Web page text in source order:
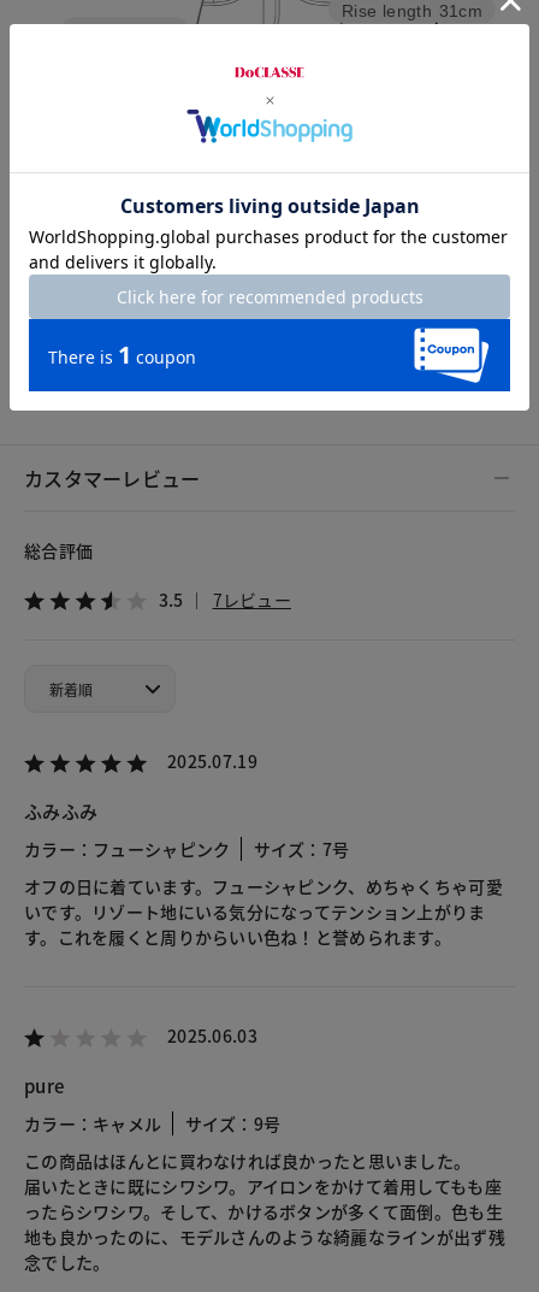
Rise length 31cm
7号 9号 15号
カスタマーレビュー
総合評価
3.5 7レビュー
2025.07.19
ふみふみ
カラー：フューシャピンク
サイズ：7号
オフの日に着ています。フューシャピンク、めちゃくちゃ可愛
いです。リゾート地にいる気分になってテンション上がりま
す。これを履くと周りからいい色ね！と誉められます。
2025.06.03
pure
カラー：キャメル
サイズ：9号
この商品はほんとに買わなければ良かったと思いました。
届いたときに既にシワシワ。アイロンをかけて着用してもも座
ったらシワシワ。そして、かけるボタンが多くて面倒。色も生
地も良かったのに、モデルさんのような綺麗なラインが出ず残
念でした。